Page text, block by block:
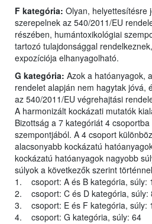
F kategória: Olyan, helyettesítésre
szerepelnek az 540/2011/EU
részében, humántoxikológiai
tartozó tulajdonsággal
expozíciója elhanyagolható.
G kategória: Azok a hatóanyagok,
rendelet alapján nem hagytak jóvá,
az 540/2011/EU végrehajtási
A harmonizált kockázati mutatók
Bizottság a 7 kategóriát 4
szempontjából. A 4 csoport
alacsonyabb kockázatú
kockázatú hatóanyagok nagyobb
súlyok a következők szerint
1. csoport: A és B kategória, súly: 1
2. csoport: C és D kategória, súly:
3. csoport: E és F kategória, súly:
4. csoport: G kategória, súly: 64